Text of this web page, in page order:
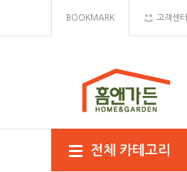
BOOKMARK 고객센터
전체 카테고리